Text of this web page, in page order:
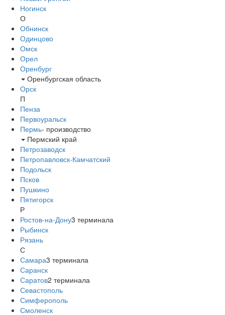
Ногинск
О
Обнинск
Одинцово
Омск
Орел
Оренбург
Оренбургская область
Орск
П
Пенза
Первоуральск
Пермь- производство
Пермский край
Петрозаводск
Петропавловск-Камчатский
Подольск
Псков
Пушкино
Пятигорск
Р
Ростов-на-Дону3 терминала
Рыбинск
Рязань
С
Самара3 терминала
Саранск
Саратов2 терминала
Севастополь
Симферополь
Смоленск